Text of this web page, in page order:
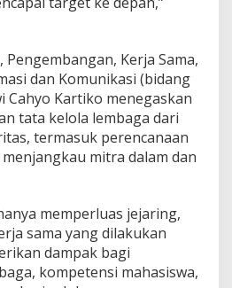
Pengembangan, Kerja Sama,
dan Komunikasi (bidang
Cahyo Kartiko menegaskan
tata kelola lembaga dari
termasuk perencanaan
mitra dalam dan
memperluas jejaring,
sama yang dilakukan
dampak bagi
kompetensi mahasiswa,